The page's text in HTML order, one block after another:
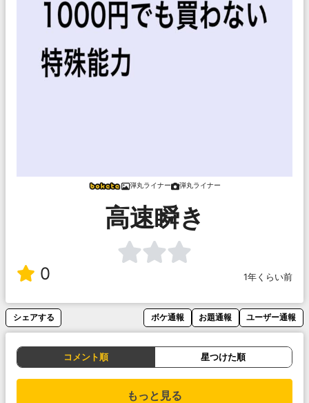
弾丸ライナー 弾丸ライナー
高速瞬き
0 1年くらい前
シェアする ボケ通報 お題通報 ユーザー通報
コメント順 星つけた順
もっと見る